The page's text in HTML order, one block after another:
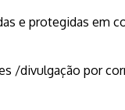
e protegidas em
/divulgação por